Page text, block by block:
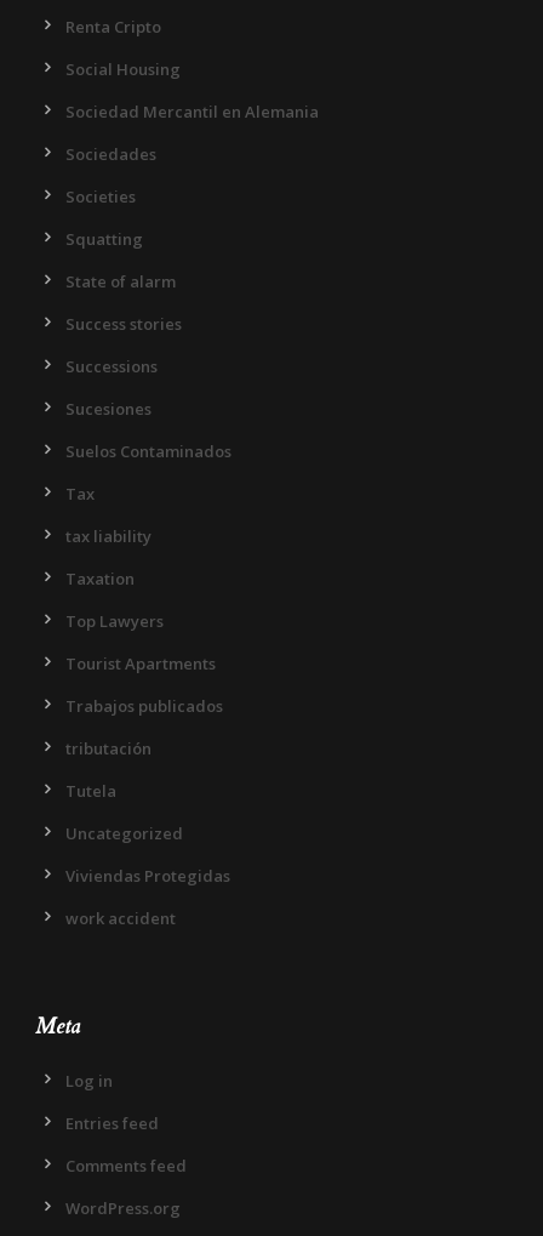
Renta Cripto
Social Housing
Sociedad Mercantil en Alemania
Sociedades
Societies
Squatting
State of alarm
Success stories
Successions
Sucesiones
Suelos Contaminados
Tax
tax liability
Taxation
Top Lawyers
Tourist Apartments
Trabajos publicados
tributación
Tutela
Uncategorized
Viviendas Protegidas
work accident
Meta
Log in
Entries feed
Comments feed
WordPress.org